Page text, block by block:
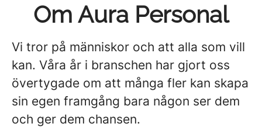
Om Aura Personal
Vi tror på människor och att alla som vill
kan. Våra år i branschen har gjort oss
övertygade om att många fler kan skapa
sin egen framgång bara någon ser dem
och ger dem chansen.